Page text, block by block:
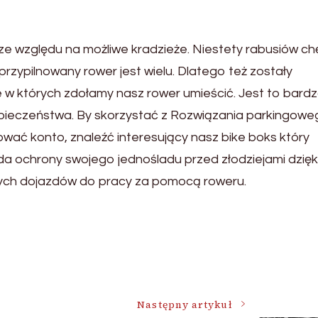
względu na możliwe kradzieże. Niestety rabusiów
rower jest wielu. Dlatego też zostały
których zdołamy nasz rower umieścić. Jest to
By skorzystać z Rozwiązania
konto, znaleźć interesujący nasz bike boks który
ochrony swojego jednośladu przed złodziejami
dojazdów do pracy za pomocą roweru.
Następny artykuł